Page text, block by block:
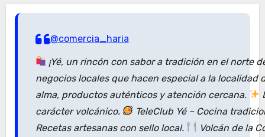
@comercia_haria
¡Yé, un rincón con sabor a tradición en el norte
negocios locales que hacen especial a la localidad
alma, productos auténticos y atención cercana.
carácter volcánico.
TeleClub Yé – Cocina
Recetas artesanas con sello local.
Volcán de la